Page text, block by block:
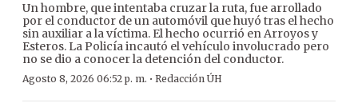
Un hombre, que intentaba cruzar la ruta, fue arrollado
por el conductor de un automóvil que huyó tras el hecho
sin auxiliar a la víctima. El hecho ocurrió en Arroyos y
Esteros. La Policía incautó el vehículo involucrado pero
no se dio a conocer la detención del conductor.
Agosto 8, 2026 06:52 p. m. · Redacción ÚH